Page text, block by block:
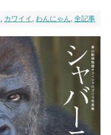
, カワイイ ,わんにゃん,全記事